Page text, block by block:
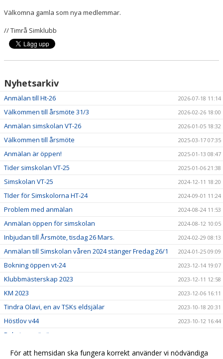
Välkomna gamla som nya medlemmar.
// Timrå Simklubb
Nyhetsarkiv
Anmälan till Ht-26 2026-07-18 11:14
Välkommen till årsmöte 31/3 2026-02-26 18:00
Anmälan simskolan VT-26 2026-01-05 18:32
Välkommen till årsmöte 2025-03-17 07:35
Anmälan är öppen! 2025-01-13 08:47
Tider simskolan VT-25 2025-01-06 21:38
Simskolan VT-25 2024-12-11 18:20
TIder för Simskolorna HT-24 2024-09-01 11:24
Problem med anmälan 2024-08-24 11:53
Anmälan öppen för simskolan 2024-08-12 10:05
Inbjudan till Årsmöte, tisdag 26 Mars. 2024-02-29 08:13
Anmälan till Simskolan våren 2024 stänger Fredag 26/1 2024-01-25 09:09
Bokning öppen vt-24 2023-12-14 19:07
Klubbmästerskap 2023 2023-12-11 12:58
KM 2023 2023-12-06 16:11
Tindra Olavi, en av TSKs eldsjälar 2023-10-18 20:31
Höstlov v44 2023-10-12 16:44
Bokningen är öppen.
Timrå Simklubb, en klubb för alla. 2023-08-26 11:16
För att hemsidan ska fungera korrekt använder vi nödvändiga